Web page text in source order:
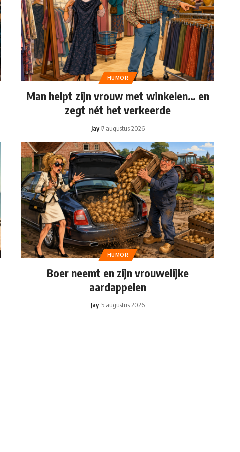
HUMOR
Man helpt zijn vrouw met winkelen… en
zegt nét het verkeerde
Jay 7 augustus 2026
HUMOR
Boer neemt en zijn vrouwelijke
aardappelen
Jay 5 augustus 2026